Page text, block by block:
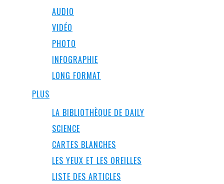
AUDIO
VIDÉO
PHOTO
INFOGRAPHIE
LONG FORMAT
PLUS
LA BIBLIOTHÈQUE DE DAILY
SCIENCE
CARTES BLANCHES
LES YEUX ET LES OREILLES
LISTE DES ARTICLES